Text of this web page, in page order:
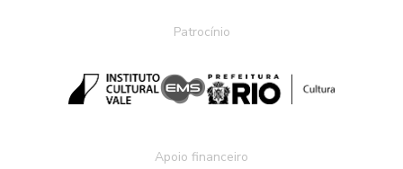
Patrocínio
Apoio financeiro